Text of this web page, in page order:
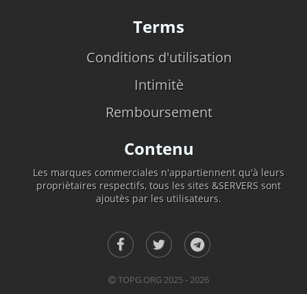
Terms
Conditions d'utilisation
Intimitè
Remboursement
Contenu
Les marques commerciales n'appartiennent qu'à leurs
propriètaires respectifs, tous les sites &SERVERS sont
ajoutès par les utilisateurs.
TOPG.ORG 2025 - 2026